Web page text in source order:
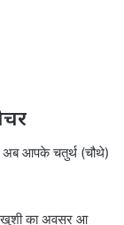
अब आपके चतुर्थ (चौथे)
खुशी का अवसर आ